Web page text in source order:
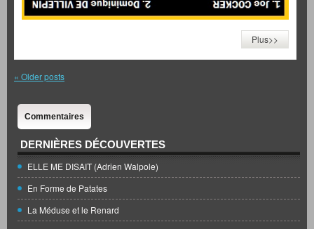
Plus>>
« Older posts
Commentaires
DERNIÈRES DÉCOUVERTES
ELLE ME DISAIT (Adrien Walpole)
En Forme de Patates
La Méduse et le Renard